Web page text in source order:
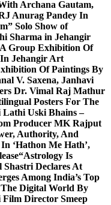
Archana Gautam,
Anurag Pandey In
Solo Show of
Sharma in Jehangir
Group Exhibition Of
Jehangir Art
Of Paintings By
V. Saxena, Janhavi
Dr. Vimal Raj Mathur
Posters For The
Lathi Uski Bhains –
Producer MK Rajput
Authority, And
‘Hathon Me Hath’,
“Astrology Is
Declares At
Among India’s Top
The Digital World By
Film Director Smeep